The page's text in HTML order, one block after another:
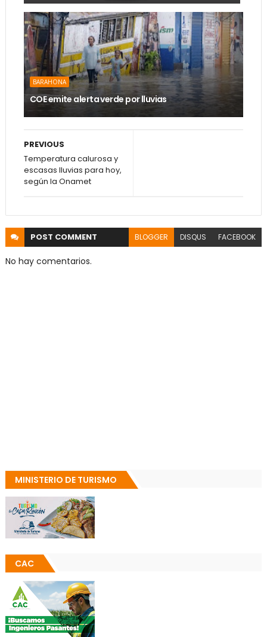
BARAHONA
COE emite alerta verde por lluvias
PREVIOUS
Temperatura calurosa y
escasas lluvias para hoy,
según la Onamet
POST COMMENT BLOGGER DISQUS FACEBOOK
No hay comentarios.
MINISTERIO DE TURISMO
CAC